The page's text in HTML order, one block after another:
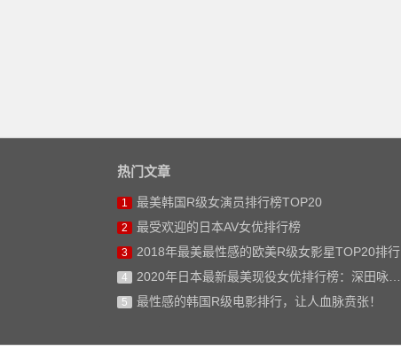
热门文章
1 最美韩国R级女演员排行榜TOP20
2 最受欢迎的日本AV女优排行榜
3 2018年最美最性感的欧美R级女影星TOP20排行
4 2020年日本最新最美现役女优排行榜：深田咏美仅排第二
5 最性感的韩国R级电影排行，让人血脉贲张！